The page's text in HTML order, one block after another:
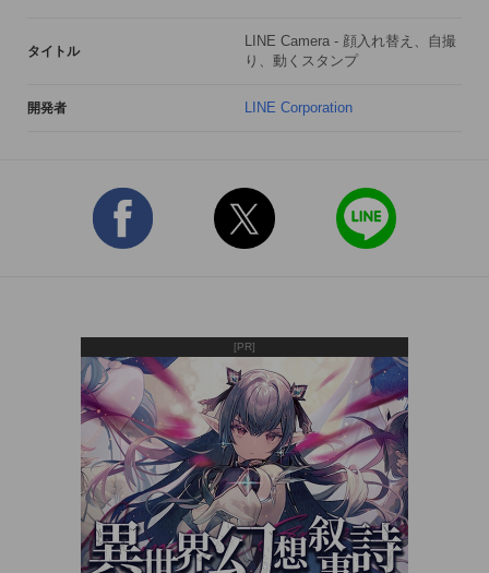
かわいい&お洒落なスタンプが毎週追加されるよ。
● おしゃれでかわいいフィルター！
● オリジナルのスタンプが作れちゃう！
自分で描いたイラストや好きなテキストがスタンプになるよ。
自動補正や簡単な操作でかわいく盛れるよ。
● 自由に組み合わせができるコラージュ機能！
複数の写真を自由に組み合わせて自分だけのオリジナルコラー
ジュが作れるよ。
● 本格的な撮影補助機能！
タイマー撮影やタッチ撮影、グリッド表示などで、
いろんなシーンで便利に撮影ができるよ。
タイトル
LINE Camera - 顔入れ替え、自撮
り、動くスタンプ
開発者 LINE Corporation
[PR]